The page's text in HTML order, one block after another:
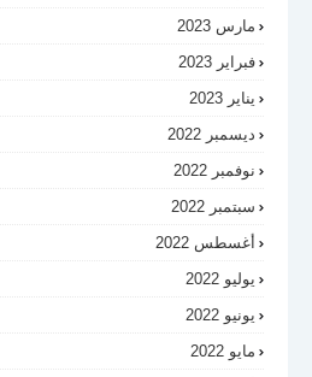
مارس 2023
فبراير 2023
يناير 2023
ديسمبر 2022
نوفمبر 2022
سبتمبر 2022
أغسطس 2022
يوليو 2022
يونيو 2022
مايو 2022